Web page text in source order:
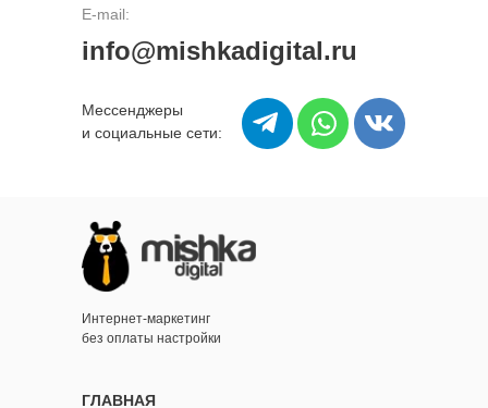
E-mail:
Мессенджеры
и социальные сети:
info@mishkadigital.ru
Интернет-маркетинг
без оплаты настройки
ГЛАВНАЯ